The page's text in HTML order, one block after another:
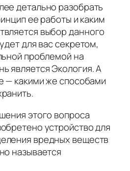
детально разобрать
ее работы и каким
выбор данного
для вас секретом,
проблемой на
является Экология. А
— какими же способами
этого вопроса
устройство для
вредных веществ
называется